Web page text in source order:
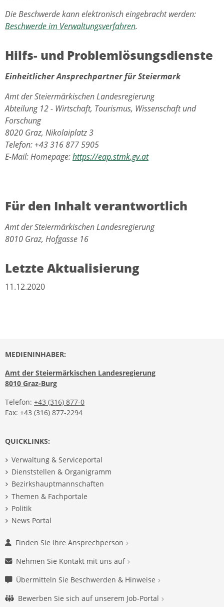
Die Beschwerde kann elektronisch eingebracht werden:
Beschwerde im Verwaltungsverfahren.
Hilfs- und Problemlösungsdienste
Einheitlicher Ansprechpartner für Steiermark
Amt der Steiermärkischen Landesregierung
Abteilung 12 - Wirtschaft, Tourismus, Wissenschaft und
Forschung
8020 Graz, Nikolaiplatz 3
Telefon: +43 316 877 5905
E-Mail: Homepage:https://eap.stmk.gv.at
Für den Inhalt verantwortlich
Amt der Steiermärkischen Landesregierung
8010 Graz, Hofgasse 16
Letzte Aktualisierung
11.12.2020
MEDIENINHABER:
Amt der Steiermärkischen Landesregierung
8010 Graz-Burg
Telefon: +43 (316) 877-0
Fax: +43 (316) 877-2294
QUICKLINKS:
Verwaltung & Serviceportal
Dienststellen & Organigramm
Bezirkshauptmannschaften
Themen & Fachportale
Politik
News Portal
Finden Sie Ihre Ansprechperson
Nehmen Sie Kontakt mit uns auf
Übermitteln Sie Beschwerden & Hinweise
Bewerben Sie sich auf unserem Job-Portal